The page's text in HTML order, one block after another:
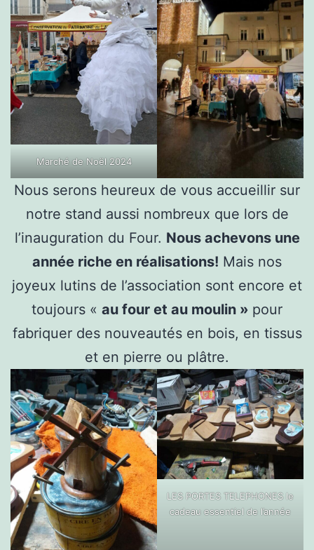
Marché de Noël 2024
Nous serons heureux de vous accueillir sur
notre stand aussi nombreux que lors de
l’inauguration du Four. Nous achevons une
année riche en réalisations! Mais nos
joyeux lutins de l’association sont encore et
toujours « au four et au moulin » pour
fabriquer des nouveautés en bois, en tissus
et en pierre ou plâtre.
LES PORTES TELEPHONES le
cadeau essentiel de l’année